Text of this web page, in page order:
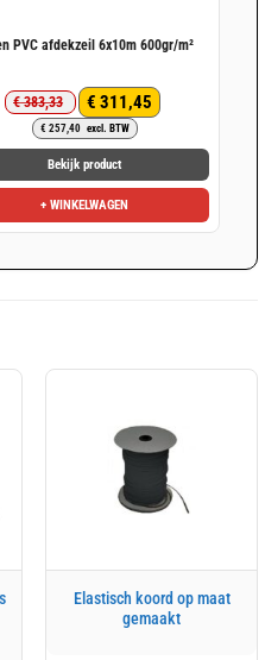
PVC afdekzeil 6x10m 600gr/m²
€383,33
Oorspronkelijke
prijs
was:
€ 383,33.
€ 311,45
Huidige
prijs
is:
€ 311,45.
€ 257,40 excl. BTW
Bekijk product
+ WINKELWAGEN
Elastisch koord op maat
gemaakt